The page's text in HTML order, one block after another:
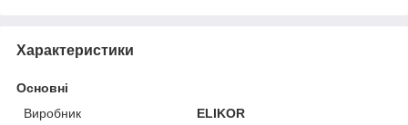
Характеристики
Основні
Виробник
ELIKOR